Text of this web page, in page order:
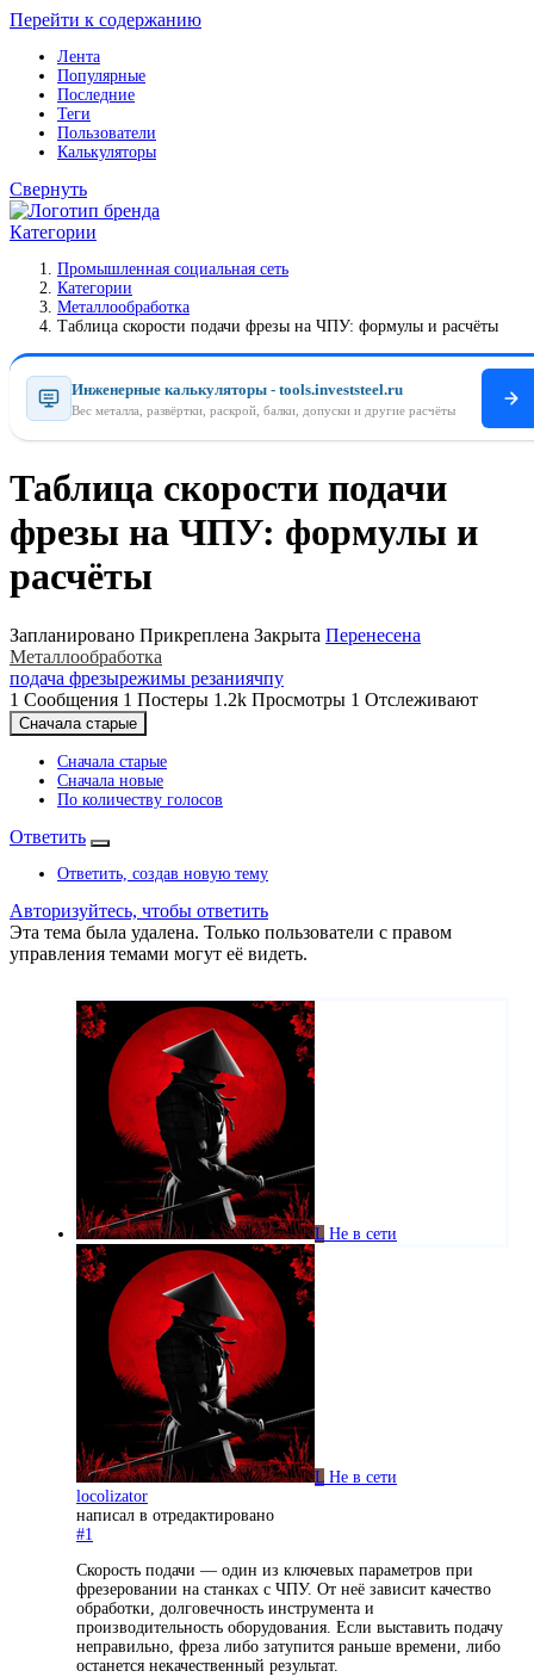
Перейти к содержанию
Лента
Популярные
Последние
Теги
Пользователи
Калькуляторы
Свернуть
Категории
Промышленная социальная сеть
Категории
Металлообработка
Таблица скорости подачи фрезы на ЧПУ: формулы и расчёты
Инженерные калькуляторы - tools.investsteel.ru
Вес металла, развёртки, раскрой, балки, допуски и другие расчёты
Таблица скорости подачи
фрезы на ЧПУ: формулы и
расчёты
Запланировано Прикреплена Закрыта Перенесена
Металлообработка
подача фрезырежимы резаниячпу
1 Сообщения 1 Постеры 1.2k Просмотры 1 Отслеживают
Сначала старые
Сначала старые
Сначала новые
По количеству голосов
Ответить
Ответить, создав новую тему
Авторизуйтесь, чтобы ответить
Эта тема была удалена. Только пользователи с правом
управления темами могут её видеть.
L Не в сети
L Не в сети
locolizator
написал в отредактировано
#1
Скорость подачи — один из ключевых параметров при
фрезеровании на станках с ЧПУ. От неё зависит качество
обработки, долговечность инструмента и
производительность оборудования. Если выставить подачу
неправильно, фреза либо затупится раньше времени, либо
останется некачественный результат.